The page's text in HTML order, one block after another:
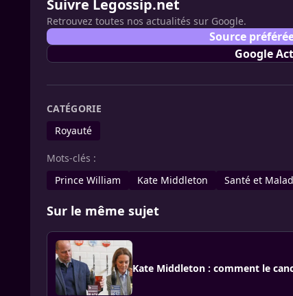
Suivre Legossip.net
Retrouvez toutes nos actualités sur Google.
Source
Google
CATÉGORIE
Royauté
Mots-clés :
Prince William
Kate Middleton Santé et
Sur le même sujet
Kate Middleton : comment le